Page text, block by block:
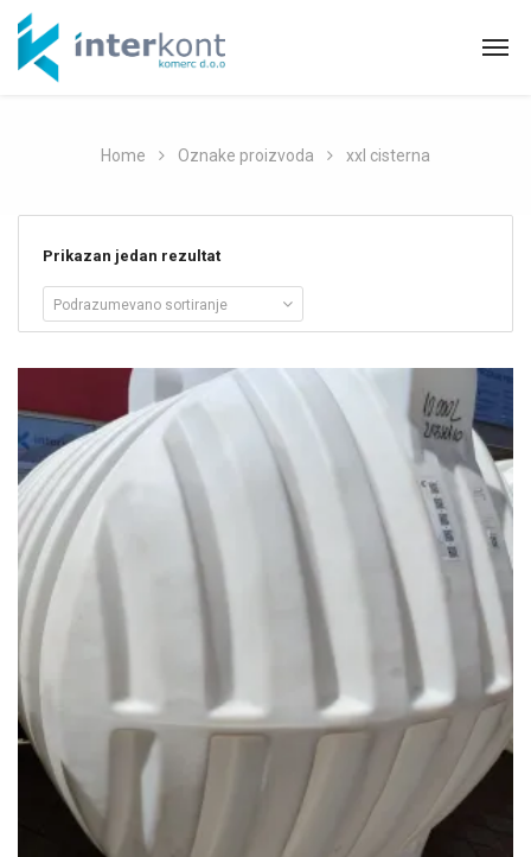
Home Oznake proizvoda xxl cisterna
Prikazan jedan rezultat
Podrazumevano sortiranje